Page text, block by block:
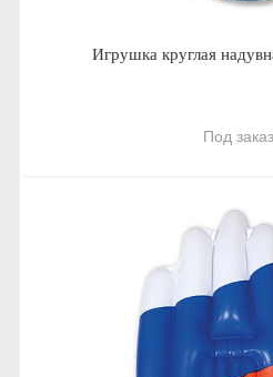
Игрушка круглая
Под заказ